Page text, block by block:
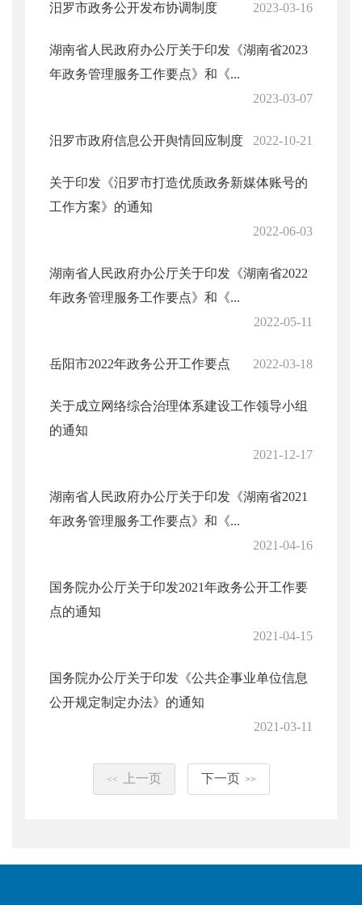
汨罗市政务公开发布协调制度 2023-03-16
湖南省人民政府办公厅关于印发《湖南省2023
年政务管理服务工作要点》和《...
2023-03-07
汨罗市政府信息公开舆情回应制度 2022-10-21
关于印发《汨罗市打造优质政务新媒体账号的
工作方案》的通知
2022-06-03
湖南省人民政府办公厅关于印发《湖南省2022
年政务管理服务工作要点》和《...
2022-05-11
岳阳市2022年政务公开工作要点 2022-03-18
关于成立网络综合治理体系建设工作领导小组
的通知
2021-12-17
湖南省人民政府办公厅关于印发《湖南省2021
年政务管理服务工作要点》和《...
2021-04-16
国务院办公厅关于印发2021年政务公开工作要
点的通知
2021-04-15
国务院办公厅关于印发《公共企事业单位信息
公开规定制定办法》的通知
2021-03-11
<< 上一页 下一页 >>